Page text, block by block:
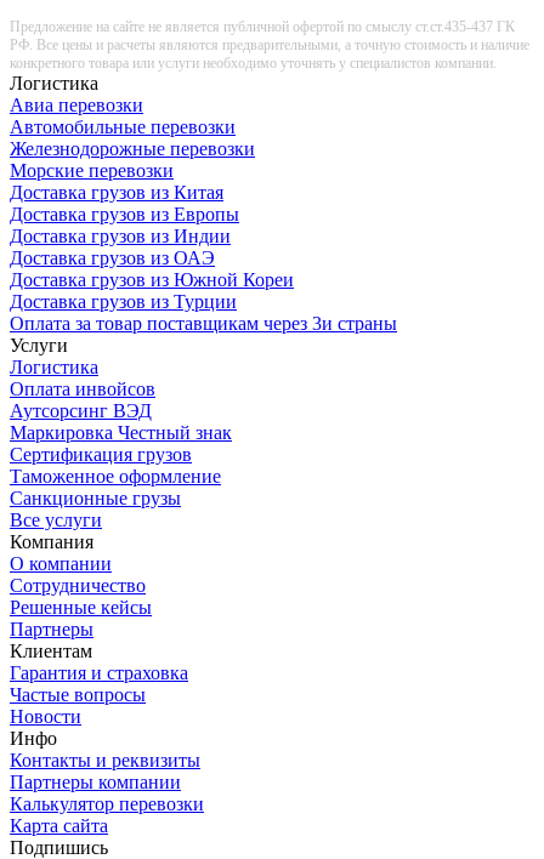
Предложение на сайте не является публичной офертой по смыслу ст.ст.435-437 ГК
РФ. Все цены и расчеты являются предварительными, а точную стоимость и наличие
конкретного товара или услуги необходимо уточнять у специалистов компании.
Логистика
Авиа перевозки
Автомобильные перевозки
Железнодорожные перевозки
Морские перевозки
Доставка грузов из Китая
Доставка грузов из Европы
Доставка грузов из Индии
Доставка грузов из ОАЭ
Доставка грузов из Южной Кореи
Доставка грузов из Турции
Оплата за товар поставщикам через 3и страны
Услуги
Логистика
Оплата инвойсов
Аутсорсинг ВЭД
Маркировка Честный знак
Сертификация грузов
Таможенное оформление
Санкционные грузы
Все услуги
Компания
О компании
Сотрудничество
Решенные кейсы
Партнеры
Клиентам
Гарантия и страховка
Частые вопросы
Новости
Инфо
Контакты и реквизиты
Партнеры компании
Калькулятор перевозки
Карта сайта
Подпишись